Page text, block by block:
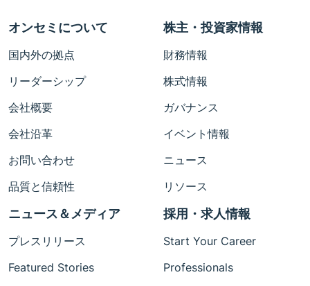
オンセミについて
国内外の拠点
リーダーシップ
会社概要
会社沿革
お問い合わせ
品質と信頼性
株主・投資家情報
財務情報
株式情報
ガバナンス
イベント情報
ニュース
リソース
ニュース＆メディア
プレスリリース
Featured Stories
採用・求人情報
Start Your Career
Professionals